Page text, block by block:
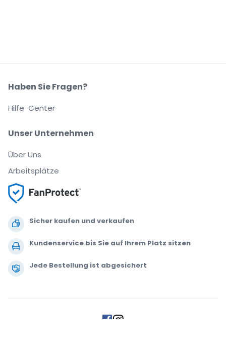
Sicher kaufen und verkaufen
Kundenservice bis Sie auf Ihrem Platz sitzen
Jede Bestellung ist abgesichert
Unser Unternehmen
Über Uns
Arbeitsplätze
Haben Sie Fragen?
Hilfe-Center
.
.